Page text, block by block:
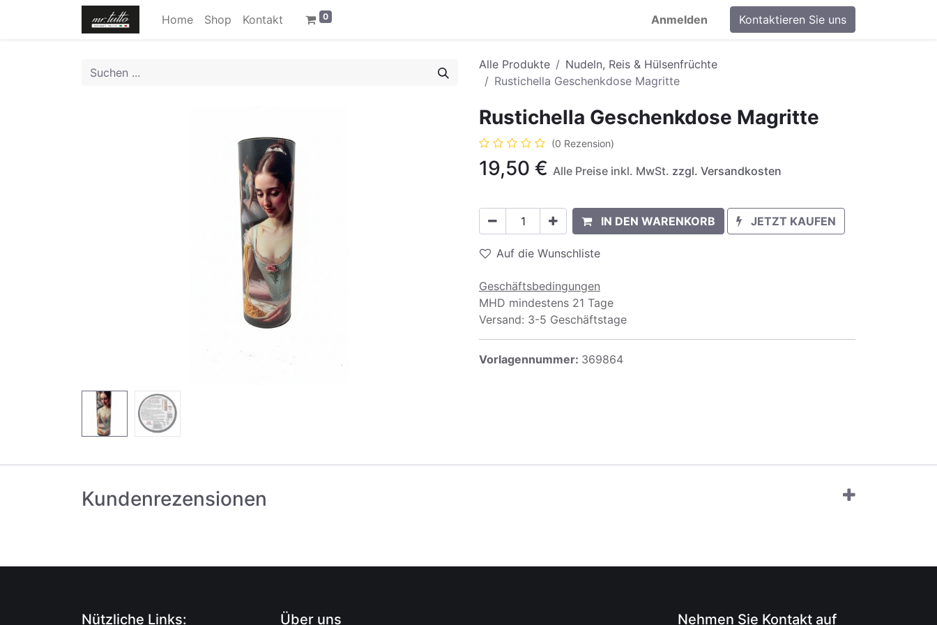
Home Shop Kontakt 0 Anmelden Kontaktieren Sie uns
Alle Produkte
Nudeln, Reis & Hülsenfrüchte
Rustichella Geschenkdose Magritte
Rustichella Geschenkdose Magritte
(0 Rezension)
19,50 € Alle Preise inkl. MwSt. zzgl. Versandkosten
IN DEN WARENKORB JETZT KAUFEN
Auf die Wunschliste
Geschäftsbedingungen
MHD mindestens 21 Tage
Versand: 3-5 Geschäftstage
Vorlagennummer: 369864
Kundenrezensionen
Nützliche Links: Über uns Nehmen Sie Kontakt auf